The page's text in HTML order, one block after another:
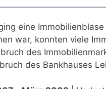
eine
war, konnten viele
des
des Bankhauses